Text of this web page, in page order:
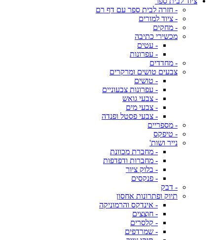
- חזרה לבית ספר עם דף רם
- ציוד למורים
- מחקים
מכשירי כתיבה
- עטים
- עפרונות
- מחדדים
צבעים טושים ומרקרים
- טושים
- עפרונות צבעוניים
- צבעי גואש
- צבעי מים
- צבעי פסטל ופנדה
- מספריים
- טיפקס
נייר ושות'
- מחברת מכוונת
- מחברות ודפדפות
- בלוק ציור
- פנקסים
- דבק
תיוק ופתרונות אחסון
- אינדקס והרמוניקה
- חוצצים
- קלסרים
- שמרדפים